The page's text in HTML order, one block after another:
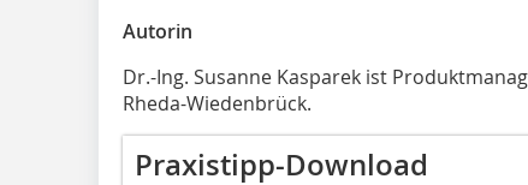
Autorin
Dr.-Ing. Susanne Kasparek ist
Rheda-Wiedenbrück.
Praxistipp-Download